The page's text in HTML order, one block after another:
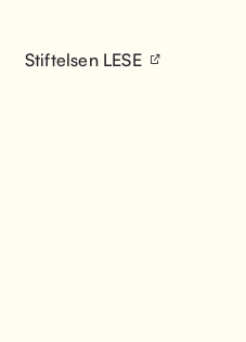
Stiftelsen LESE